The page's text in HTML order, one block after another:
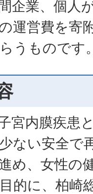
企業、個人
運営費を寄
うものです
宮内膜疾患
ない安全で
め、女性の
的に、柏崎